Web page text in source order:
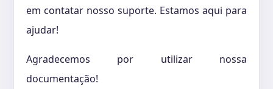
em contatar nosso suporte. Estamos aqui para
ajudar!
Agradecemos por utilizar nossa
documentação!